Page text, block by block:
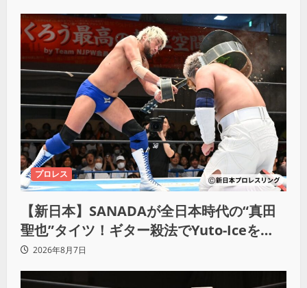
プロレス
【新日本】SANADAが全日本時代の“真田
聖也”タイツ！ギター殺法でYuto-Iceを
KO「俺と闘う時は考えろ。感じるな」
2026年8月7日